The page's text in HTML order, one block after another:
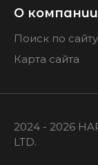
О компании
Поиск по сайту
Карта сайта
2024 - 2026
LTD.